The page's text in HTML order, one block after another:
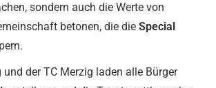
sondern auch die Werte von
betonen, die die Special
der TC Merzig laden alle Bürger